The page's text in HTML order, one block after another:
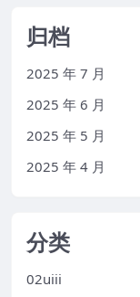
归档
2025 年 7 月
2025 年 6 月
2025 年 5 月
2025 年 4 月
分类
02uiii